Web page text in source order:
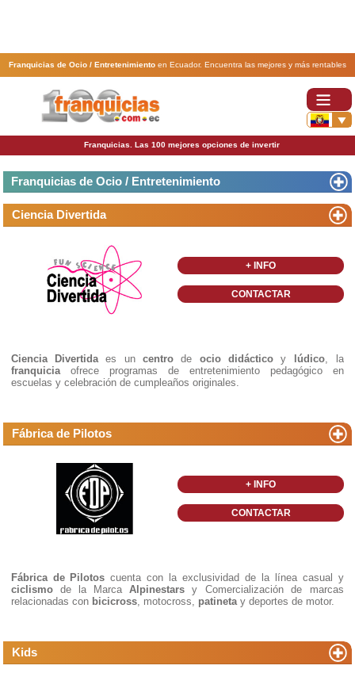
Franquicias de Ocio / Entretenimiento en Ecuador. Encuentra las mejores y más rentables
franquicias de Ocio / Entretenimiento . Abre tu negocio a través de una franquicia barata,
rentable y segura.
Franquicias. Las 100 mejores opciones de invertir
Franquicias de Ocio / Entretenimiento
Ciencia Divertida
+ INFO
CONTACTAR
Ciencia Divertidaes un centro de ocio didáctico y lúdico, la
franquicia ofrece programas de entretenimiento pedagógico en
escuelas y celebración de cumpleaños originales.
Fábrica de Pilotos
+ INFO
CONTACTAR
Fábrica de Pilotos cuenta con la exclusividad de la línea casual y
ciclismo de la Marca Alpinestars y Comercialización de marcas
relacionadas con bicicross, motocross, patineta y deportes de motor.
Kids